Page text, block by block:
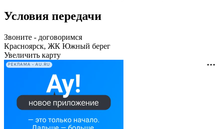
Условия передачи
Звоните - договоримся
Красноярск, ЖК Южный берег
Увеличить карту
РЕКЛАМА • AU.RU